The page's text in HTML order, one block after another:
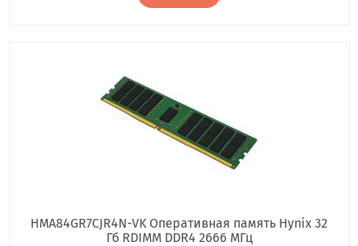
HMA84GR7CJR4N-VK Оперативная память Hynix 32
Гб RDIMM DDR4 2666 МГц